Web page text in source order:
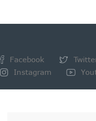
Facebook
Instagram